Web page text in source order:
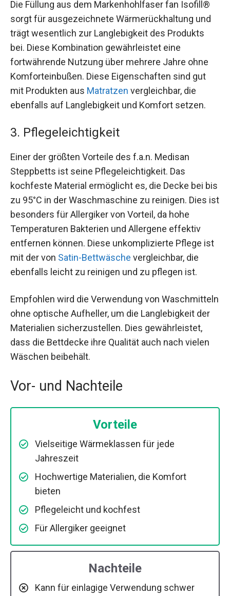
Die Füllung aus dem Markenhohlfaser fan Isofill®
sorgt für ausgezeichnete Wärmerückhaltung und
trägt wesentlich zur Langlebigkeit des Produkts
bei. Diese Kombination gewährleistet eine
fortwährende Nutzung über mehrere Jahre ohne
Komforteinbußen. Diese Eigenschaften sind gut
mit Produkten aus Matratzen vergleichbar, die
ebenfalls auf Langlebigkeit und Komfort setzen.
3. Pflegeleichtigkeit
Einer der größten Vorteile des f.a.n. Medisan
Steppbetts ist seine Pflegeleichtigkeit. Das
kochfeste Material ermöglicht es, die Decke bei bis
zu 95°C in der Waschmaschine zu reinigen. Dies ist
besonders für Allergiker von Vorteil, da hohe
Temperaturen Bakterien und Allergene effektiv
entfernen können. Diese unkomplizierte Pflege ist
mit der von Satin-Bettwäsche vergleichbar, die
ebenfalls leicht zu reinigen und zu pflegen ist.
Empfohlen wird die Verwendung von Waschmitteln
ohne optische Aufheller, um die Langlebigkeit der
Materialien sicherzustellen. Dies gewährleistet,
dass die Bettdecke ihre Qualität auch nach vielen
Wäschen beibehält.
Vor- und Nachteile
Vorteile
Vielseitige Wärmeklassen für jede
Jahreszeit
Hochwertige Materialien, die Komfort
bieten
Pflegeleicht und kochfest
Für Allergiker geeignet
Nachteile
Kann für einlagige Verwendung schwer